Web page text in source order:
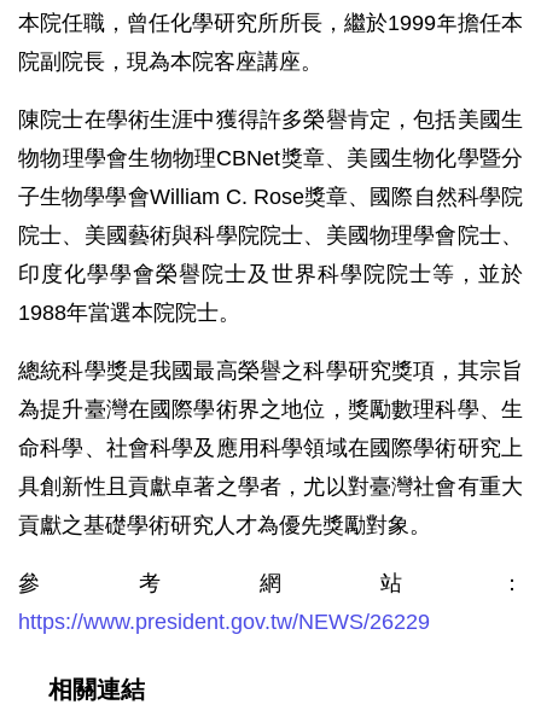
本院任職，曾任化學研究所所長，繼於1999年擔任本
院副院長，現為本院客座講座。
陳院士在學術生涯中獲得許多榮譽肯定，包括美國生
物物理學會生物物理CBNet獎章、美國生物化學暨分
子生物學學會William C. Rose獎章、國際自然科學院
院士、美國藝術與科學院院士、美國物理學會院士、
印度化學學會榮譽院士及世界科學院院士等，並於
1988年當選本院院士。
總統科學獎是我國最高榮譽之科學研究獎項，其宗旨
為提升臺灣在國際學術界之地位，獎勵數理科學、生
命科學、社會科學及應用科學領域在國際學術研究上
具創新性且貢獻卓著之學者，尤以對臺灣社會有重大
貢獻之基礎學術研究人才為優先獎勵對象。
參考網站：
https://www.president.gov.tw/NEWS/26229
相關連結